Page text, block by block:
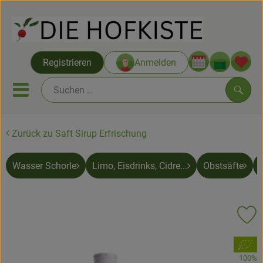
Registrieren Anmelden
Mobiles Menu öffnen oder
Saatgut ab Juli
Themenwelten
Zurück zu Saft Sirup Erfrischung
Wasser Schorle Limo, Eisdrinks, Cidre... Obstsäfte
, Verband:
100%